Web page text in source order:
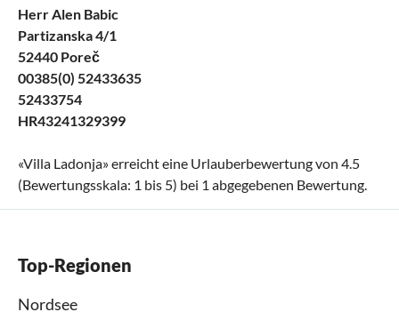
Herr Alen Babic
Partizanska 4/1
52440 Poreč
00385(0) 52433635
52433754
HR43241329399
«Villa Ladonja» erreicht eine Urlauberbewertung von 4.5
(Bewertungsskala: 1 bis 5) bei 1 abgegebenen Bewertung.
Top-Regionen
Nordsee